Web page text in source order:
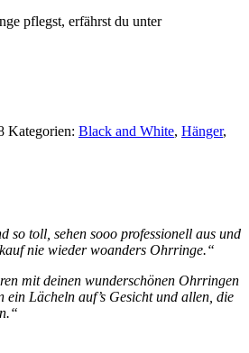
pflegst, erfährst du unter
Kategorien: Black and White, Hänger,
so toll, sehen sooo professionell aus und
nie wieder woanders Ohrringe.“
mit deinen wunderschönen Ohrringen
ein Lächeln auf’s Gesicht und allen, die